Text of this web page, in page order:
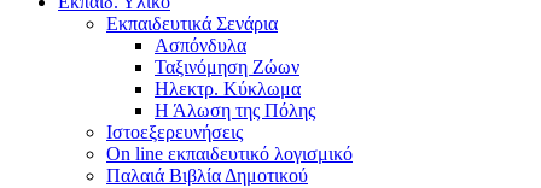
Εκπαιδευτικά Σενάρια
Ασπόνδυλα
Ταξινόμηση Ζώων
Ηλεκτρ. Κύκλωμα
Η Άλωση της Πόλης
Ιστοεξερευνήσεις
On line εκπαιδευτικό λογισμικό
Παλαιά Βιβλία Δημοτικού